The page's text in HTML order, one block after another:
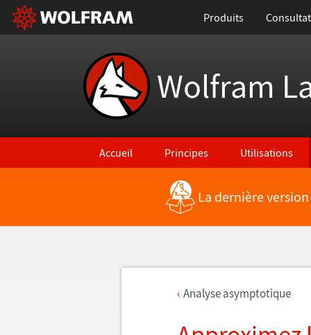
Produits
Wolfram
Accueil Principes Utilisations
La dernière
Analyse asymptotique